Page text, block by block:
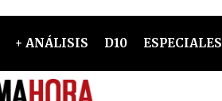
+ ANÁLISIS D10 ESPECIALES